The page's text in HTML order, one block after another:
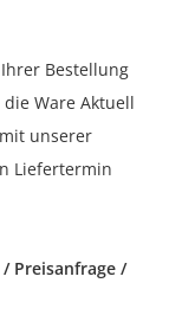
Bestellung
Ware Aktuell
unserer
Liefertermin
Preisanfrage /